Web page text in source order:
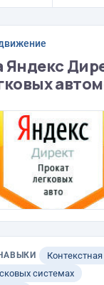
Яндекс
системах